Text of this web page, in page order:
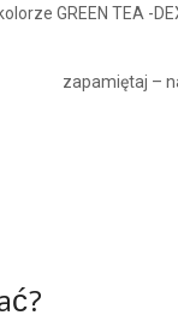
GREEN TEA -
zapamiętaj –